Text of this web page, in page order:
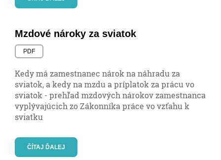
Mzdové nároky za sviatok
PDF
Kedy má zamestnanec nárok na náhradu za
sviatok, a kedy na mzdu a príplatok za prácu vo
sviatok - prehľad mzdových nárokov zamestnanca
vyplývajúcich zo Zákonníka práce vo vzťahu k
sviatku
ČÍTAJ ĎALEJ